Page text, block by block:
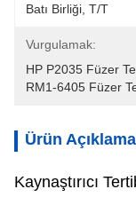
Batı Birliği, T/T
Vurgulamak:
HP P2035 Füzer
RM1-6405 Füzer
Ürün
Kaynaştırıcı